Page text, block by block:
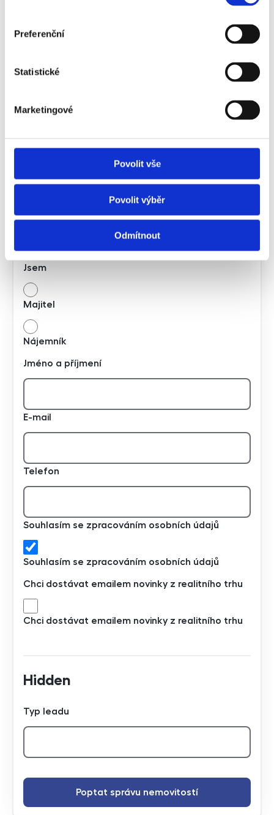
Preferenční
Statistické
Marketingové
Povolit vše
Povolit výběr
Odmítnout
chtějí bydlet v širším centru Prahy, mít vše po ruce a
Správa nemovitostí Praha
5 a okolí
Jsem
Majitel
Nájemník
Jméno a příjmení
E-mail
Telefon
Souhlasím se zpracováním osobních údajů
Souhlasím se zpracováním osobních údajů
Chci dostávat emailem novinky z realitního trhu
Chci dostávat emailem novinky z realitního trhu
Hidden
Typ leadu
Poptat správu nemovitostí